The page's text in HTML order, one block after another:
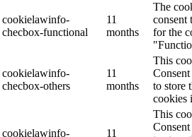
cookielawinfo-
checbox-functional
11
months
The
consent
for the
cookielawinfo-
checbox-others
11
months
This
to store
cookies
cookielawinfo-
11
This